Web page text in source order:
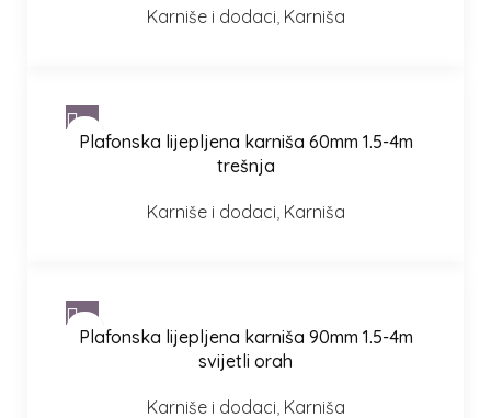
Karniše i dodaci, Karniša
Plafonska lijepljena karniša 60mm 1.5-4m
trešnja
Karniše i dodaci, Karniša
Plafonska lijepljena karniša 90mm 1.5-4m
svijetli orah
Karniše i dodaci, Karniša